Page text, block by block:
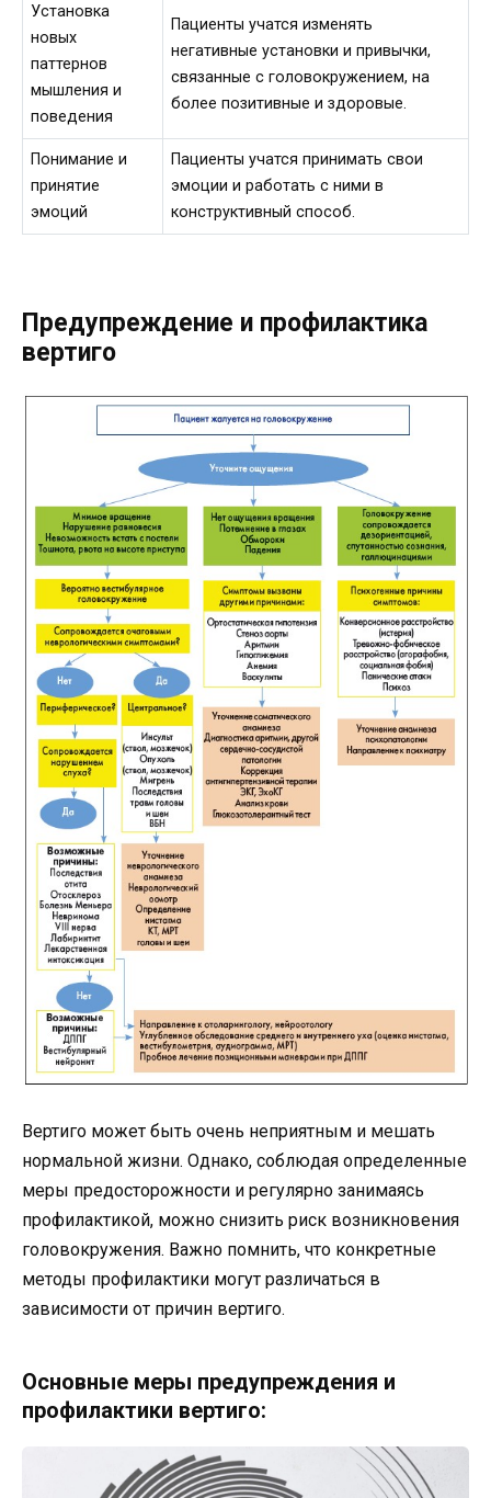
Установка
новых
паттернов
мышления и
поведения
Пациенты учатся изменять
негативные установки и привычки,
связанные с головокружением, на
более позитивные и здоровые.
Понимание и
принятие
эмоций
Пациенты учатся принимать свои
эмоции и работать с ними в
конструктивный способ.
Предупреждение и профилактика
вертиго
Вертиго может быть очень неприятным и мешать
нормальной жизни. Однако, соблюдая определенные
меры предосторожности и регулярно занимаясь
профилактикой, можно снизить риск возникновения
головокружения. Важно помнить, что конкретные
методы профилактики могут различаться в
зависимости от причин вертиго.
Основные меры предупреждения и
профилактики вертиго: